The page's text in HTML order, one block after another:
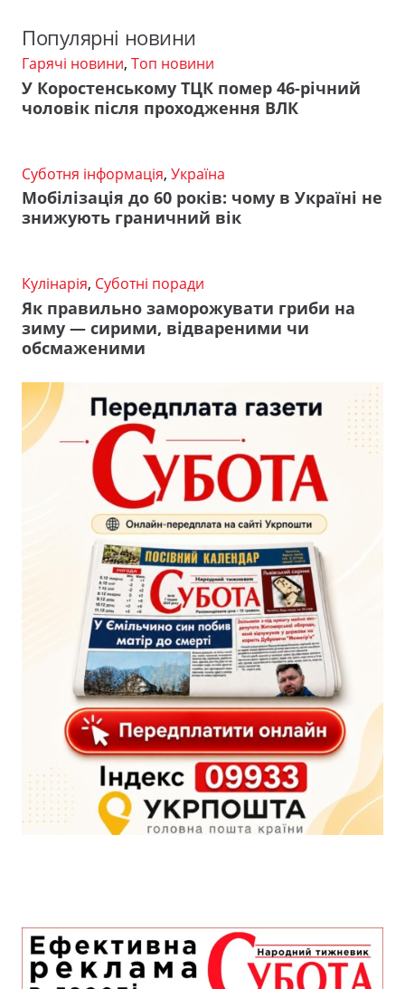
Популярні новини
Гарячі новини, Топ новини
У Коростенському ТЦК помер 46-річний
чоловік після проходження ВЛК
Суботня інформація, Україна
Мобілізація до 60 років: чому в Україні не
знижують граничний вік
Кулінарія, Суботні поради
Як правильно заморожувати гриби на
зиму — сирими, відвареними чи
обсмаженими